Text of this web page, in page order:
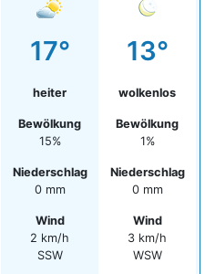
17°
heiter
Bewölkung
15%
Niederschlag
0 mm
Wind
2 km/h
SSW
13°
wolkenlos
Bewölkung
1%
Niederschlag
0 mm
Wind
3 km/h
WSW